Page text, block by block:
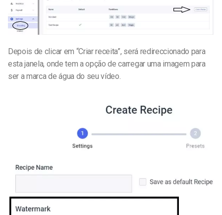
Depois de clicar em “Criar receita”, será redireccionado para
esta janela, onde tem a opção de carregar uma imagem para
ser a marca de água do seu vídeo.